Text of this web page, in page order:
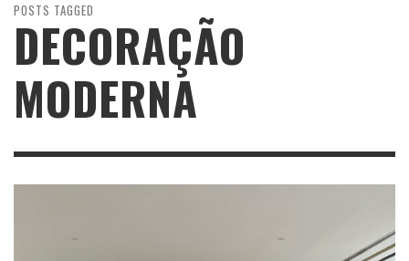
POSTS TAGGED
DECORAÇÃO
MODERNA